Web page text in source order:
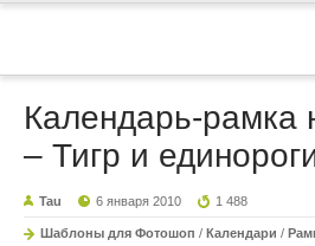
Календарь-рамка
– Тигр и
Tau 6 января 2010 1 488
Шаблоны для Фотошоп / Календари /